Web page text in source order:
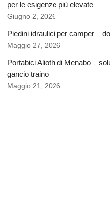
per le esigenze più elevate
Giugno 2, 2026
Piedini idraulici per camper –
Maggio 27, 2026
Portabici Alioth di Menabo –
gancio traino
Maggio 21, 2026